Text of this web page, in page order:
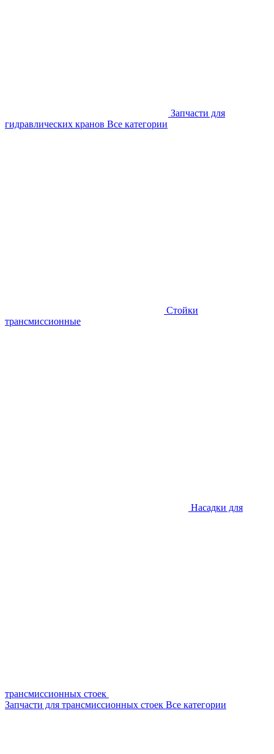
Запчасти для
гидравлических кранов Все категории
Стойки
трансмиссионные
Насадки для
трансмиссионных стоек
Запчасти для трансмиссионных стоек Все категории